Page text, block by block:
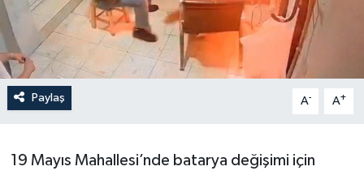
Paylaş A- A+
19 Mayıs Mahallesi’nde batarya değişimi için